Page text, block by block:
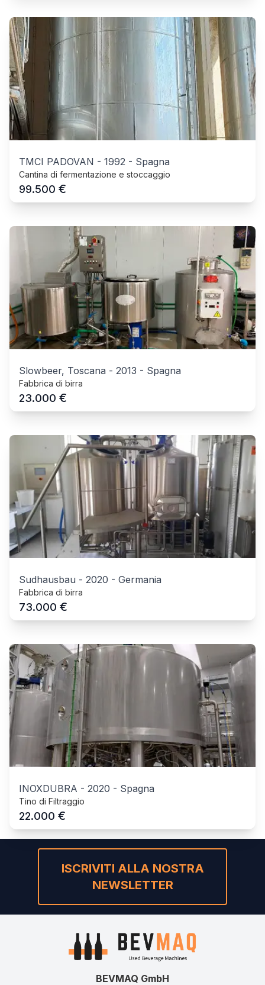
TMCI PADOVAN - 1992 - Spagna
Cantina di fermentazione e stoccaggio
99.500 €
Slowbeer, Toscana - 2013 - Spagna
Fabbrica di birra
23.000 €
Sudhausbau - 2020 - Germania
Fabbrica di birra
73.000 €
INOXDUBRA - 2020 - Spagna
Tino di Filtraggio
22.000 €
ISCRIVITI ALLA NOSTRA
NEWSLETTER
BEVMAQ GmbH